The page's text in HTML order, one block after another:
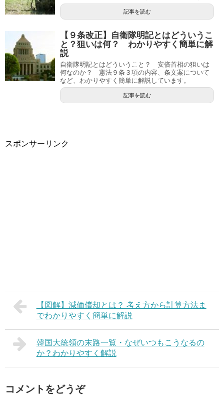
記事を読む
【９条改正】自衛隊明記とはどういうこ
と？狙いは何？ わかりやすく簡単に解
説
自衛隊明記とはどういうこと？ 安倍首相の狙いは
何なのか？ 憲法９条３項の内容、条文案について
など、わかりやすく簡単に解説しています。
記事を読む
スポンサーリンク
【図解】減価償却とは？ 考え方から計算方法ま
でわかりやすく簡単に解説
韓国大統領の末路一覧・なぜいつもこうなるの
か？わかりやすく解説
コメントをどうぞ